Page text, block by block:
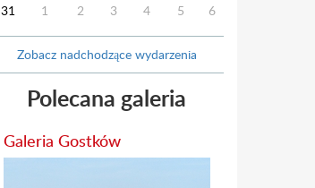
31
1 2 3 4 5 6
Zobacz nadchodzące wydarzenia
Polecana galeria
Galeria Gostków